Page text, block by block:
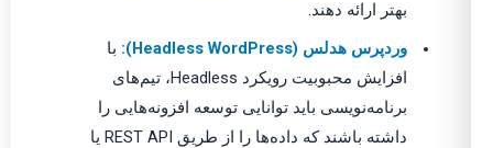
بهتر ارائه دهند.
وردپرس هدلس (Headless WordPress):
با
افزایش محبوبیت رویکرد Headless، تیم‌های
برنامه‌نویسی باید توانایی توسعه افزونه‌هایی را
داشته باشند که داده‌ها را از طریق REST API یا